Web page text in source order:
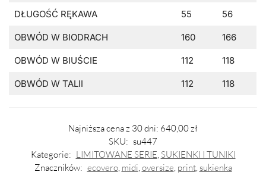
DŁUGOŚĆ RĘKAWA 55 56
OBWÓD W BIODRACH 160 166
OBWÓD W BIUŚCIE 112 118
OBWÓD W TALII 112 118
Najniższa cena z 30 dni: 640,00zł
SKU: su447
Kategorie: LIMITOWANE SERIE, SUKIENKI I TUNIKI
Znaczników: ecovero, midi, oversize, print, sukienka